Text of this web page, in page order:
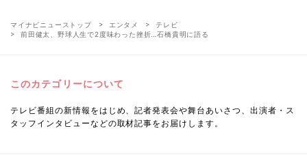
マイナビニューストップ エンタメ
テレビ
前田健太、野球人生で2度味わった挫折…石橋貴明に語る
このカテゴリーについて
テレビ番組の新情報をはじめ、記者発表会や舞台あいさつ、出演者・ス
タッフインタビューなどの取材記事をお届けします。